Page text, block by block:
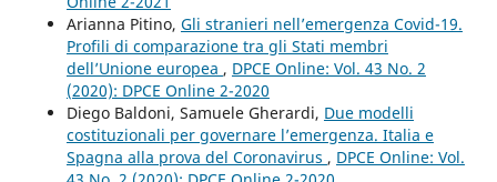
Arianna Pitino, Gli stranieri nell’emergenza Covid-19.
Profili di comparazione tra gli Stati membri
dell’Unione europea , DPCE Online: Vol. 43 No. 2
(2020): DPCE Online 2-2020
Diego Baldoni, Samuele Gherardi, Due modelli
costituzionali per governare l’emergenza. Italia e
Spagna alla prova del Coronavirus , DPCE Online: Vol.